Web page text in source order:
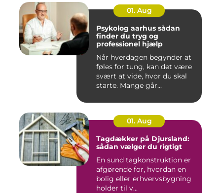
01. Aug
Psykolog aarhus sådan
finder du tryg og
professionel hjælp
Når hverdagen begynder at
føles for tung, kan det være
svært at vide, hvor du skal
starte. Mange går...
01. Aug
Tagdækker på Djursland:
sådan vælger du rigtigt
En sund tagkonstruktion er
afgørende for, hvordan en
bolig eller erhvervsbygning
holder til v...